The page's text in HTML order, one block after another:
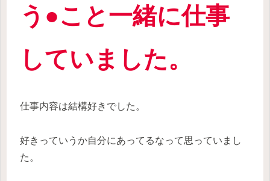
う●こと一緒に仕事
していました。
仕事内容は結構好きでした。
好きっていうか自分にあってるなって思っていまし
た。